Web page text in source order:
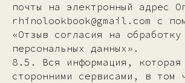
почты на электронный адрес
rhinolookbook@gmail.com с
«Отзыв согласия на обработку
персональных данных».
8.5. Вся информация, которая
сторонними сервисами, в том